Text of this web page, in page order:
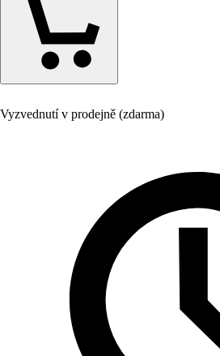
Vyzvednutí v prodejně (zdarma)